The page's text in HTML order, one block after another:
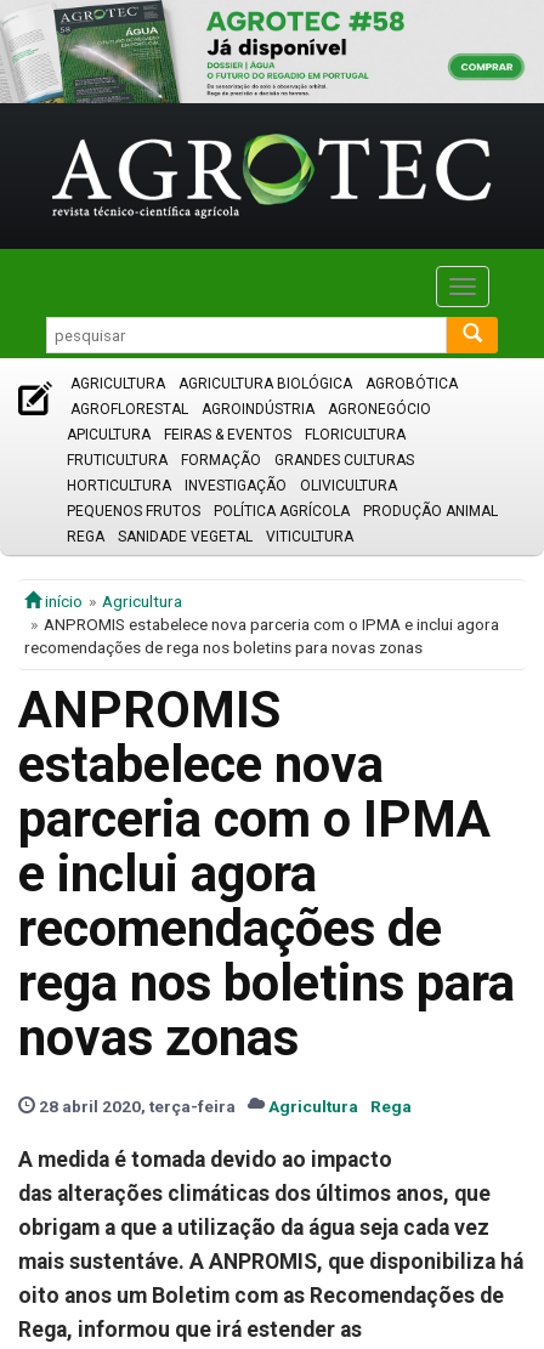
Toggle
AGRICULTURA AGRICULTURA BIOLÓGICA
AGROBÓTICA
AGROFLORESTAL
AGROINDÚSTRIA
AGRONEGÓCIO
APICULTURA
FEIRAS & EVENTOS
FLORICULTURA
FRUTICULTURA
FORMAÇÃO
GRANDES CULTURAS
HORTICULTURA
INVESTIGAÇÃO
OLIVICULTURA
PEQUENOS FRUTOS
POLÍTICA AGRÍCOLA
PRODUÇÃO ANIMAL
REGA
SANIDADE VEGETAL VITICULTURA
início
Agricultura
ANPROMIS estabelece nova parceria com o IPMA e inclui agora
recomendações de rega nos boletins para novas zonas
ANPROMIS
estabelece nova
parceria com o IPMA
e inclui agora
recomendações de
rega nos boletins para
novas zonas
28 abril 2020, terça-feira Agricultura Rega
A medida é tomada devido ao impacto
das alterações climáticas dos últimos anos, que
obrigam a que a utilização da água seja cada vez
mais sustentáve. A ANPROMIS, que disponibiliza há
oito anos um Boletim com as Recomendações de
Rega, informou que irá estender as